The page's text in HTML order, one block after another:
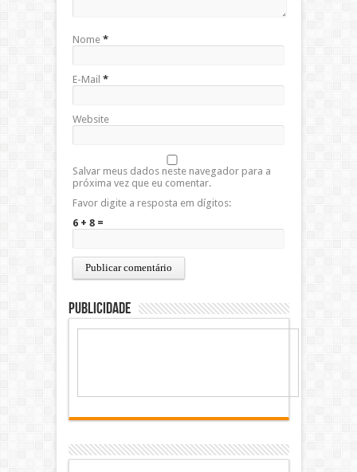
Nome *
E-Mail *
Website
Salvar meus dados neste navegador para a
próxima vez que eu comentar.
Favor digite a resposta em dígitos:
6 + 8 =
Publicidade